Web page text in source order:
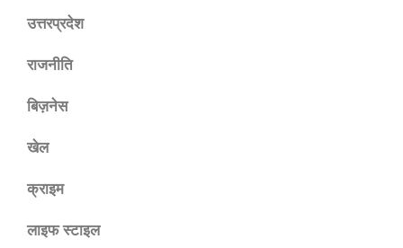
उत्तरप्रदेश
राजनीति
बिज़नेस
खेल
क्राइम
लाइफ स्टाइल